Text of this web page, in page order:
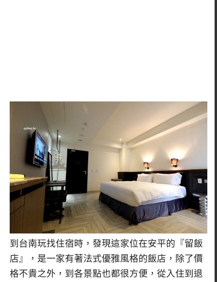
到台南玩找住宿時，發現這家位在安平的『留飯
店』，是一家有著法式優雅風格的飯店，除了價
格不貴之外，到各景點也都很方便，從入住到退